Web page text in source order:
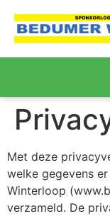
Met deze
welke gegevens
Winterloop
verzameld. De